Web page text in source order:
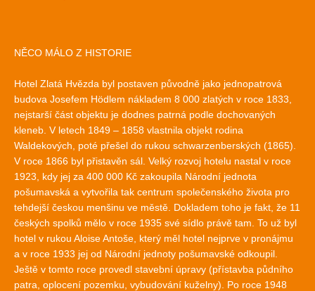
NĚCO MÁLO Z HISTORIE
Hotel Zlatá Hvězda byl postaven původně jako jednopatrová
budova Josefem Hödlem nákladem 8 000 zlatých v roce 1833,
nejstarší část objektu je dodnes patrná podle dochovaných
kleneb. V letech 1849 – 1858 vlastnila objekt rodina
Waldekových, poté přešel do rukou schwarzenberských (1865).
V roce 1866 byl přistavěn sál. Velký rozvoj hotelu nastal v roce
1923, kdy jej za 400 000 Kč zakoupila Národní jednota
pošumavská a vytvořila tak centrum společenského života pro
tehdejší českou menšinu ve městě. Dokladem toho je fakt, že 11
českých spolků mělo v roce 1935 své sídlo právě tam. To už byl
hotel v rukou Aloise Antoše, který měl hotel nejprve v pronájmu
a v roce 1933 jej od Národní jednoty pošumavské odkoupil.
Ještě v tomto roce provedl stavební úpravy (přístavba půdního
patra, oplocení pozemku, vybudování kuželny). Po roce 1948